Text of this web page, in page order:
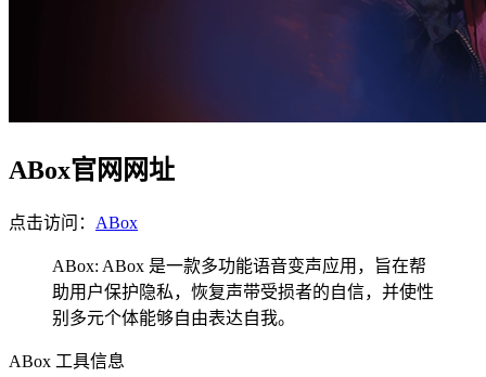
ABox官网网址
点击访问： ABox
ABox: ABox 是一款多功能语音变声应用，旨在帮
助用户保护隐私，恢复声带受损者的自信，并使性
别多元个体能够自由表达自我。
ABox 工具信息